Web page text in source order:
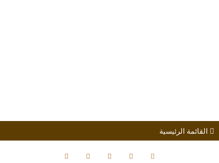
القائمة الرئيسية